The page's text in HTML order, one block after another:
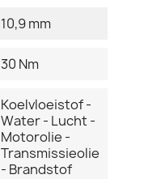
10,9 mm
30 Nm
Koelvloeistof -
Water - Lucht -
Motorolie -
Transmissieolie
- Brandstof